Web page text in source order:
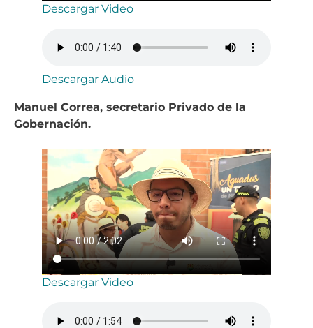
Descargar Video
Descargar Audio
Manuel Correa, secretario Privado de la
Gobernación.
Descargar Video